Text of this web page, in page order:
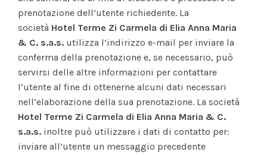
prenotazione dell’utente richiedente. La
società Hotel Terme Zi Carmela di Elia Anna Maria
& C. s.a.s. utilizza l’indirizzo e-mail per inviare la
conferma della prenotazione e, se necessario, può
servirsi delle altre informazioni per contattare
l’utente al fine di ottenerne alcuni dati necessari
nell’elaborazione della sua prenotazione. La società
Hotel Terme Zi Carmela di Elia Anna Maria & C.
s.a.s. inoltre può utilizzare i dati di contatto per:
inviare all’utente un messaggio precedente